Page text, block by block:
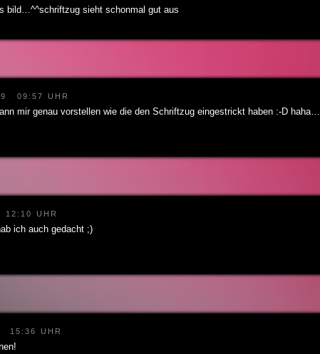
bild…^^schriftzug sieht schonmal gut aus
09:57 UHR
mir genau vorstellen wie die den Schriftzug eingestrickt haben :-D haha…
12:10 UHR
ich auch gedacht ;)
15:36 UHR